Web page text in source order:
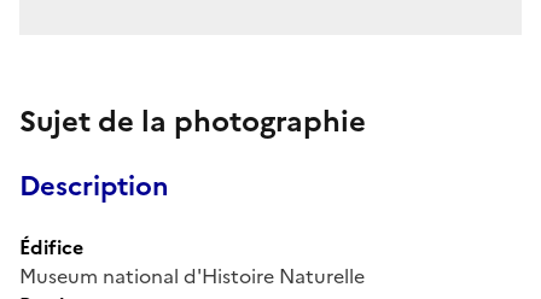
Sujet de la photographie
Description
Édifice
Museum national d'Histoire Naturelle